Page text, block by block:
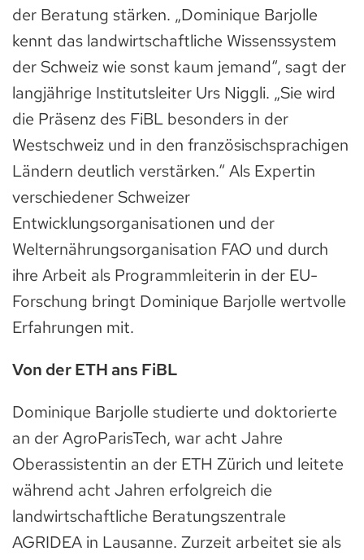
der Beratung stärken. „Dominique Barjolle
kennt das landwirtschaftliche Wissenssystem
der Schweiz wie sonst kaum jemand“, sagt der
langjährige Institutsleiter Urs Niggli. „Sie wird
die Präsenz des FiBL besonders in der
Westschweiz und in den französischsprachigen
Ländern deutlich verstärken.“ Als Expertin
verschiedener Schweizer
Entwicklungsorganisationen und der
Welternährungsorganisation FAO und durch
ihre Arbeit als Programmleiterin in der EU-
Forschung bringt Dominique Barjolle wertvolle
Erfahrungen mit.
Von der ETH ans FiBL
Dominique Barjolle studierte und doktorierte
an der AgroParisTech, war acht Jahre
Oberassistentin an der ETH Zürich und leitete
während acht Jahren erfolgreich die
landwirtschaftliche Beratungszentrale
AGRIDEA in Lausanne. Zurzeit arbeitet sie als